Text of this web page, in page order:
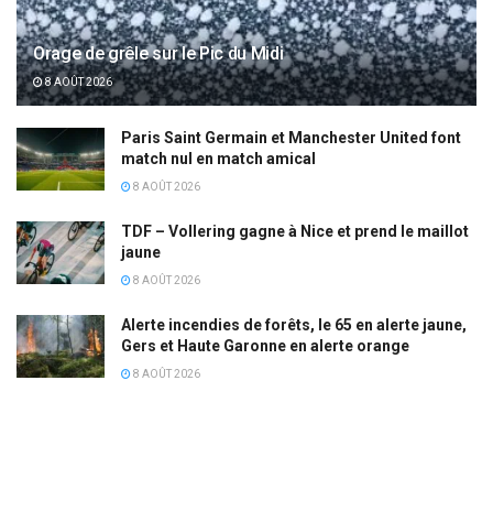
Orage de grêle sur le Pic du Midi
8 AOÛT 2026
Paris Saint Germain et Manchester United font
match nul en match amical
8 AOÛT 2026
TDF – Vollering gagne à Nice et prend le maillot
jaune
8 AOÛT 2026
Alerte incendies de forêts, le 65 en alerte jaune,
Gers et Haute Garonne en alerte orange
8 AOÛT 2026